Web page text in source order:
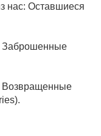
нас: Оставшиеся
Заброшенные
Возвращенные